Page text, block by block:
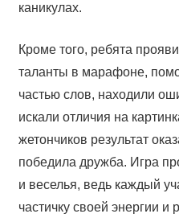
каникулах.
Кроме того, ребята
таланты в марафоне,
частью слов, находили
искали отличия на
жетончиков результат
победила дружба. Игра
и веселья, ведь каждый
частичку своей энергии и